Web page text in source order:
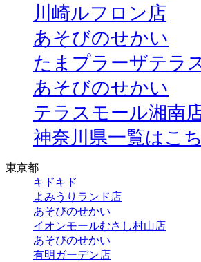
川崎ルフロン店
あそびのせかい
たまプラーザテラ
あそびのせかい
テラスモール湘南
神奈川県一覧はこ
東京都
キドキド
よみうりランド店
あそびのせかい
イオンモールむさし村山店
あそびのせかい
有明ガーデン店